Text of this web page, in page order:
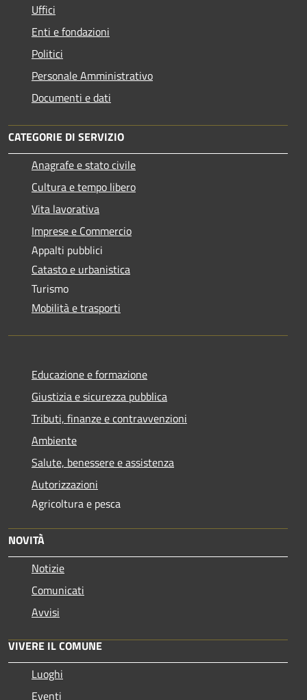
Uffici
Enti e fondazioni
Politici
Personale Amministrativo
Documenti e dati
CATEGORIE DI SERVIZIO
Anagrafe e stato civile
Cultura e tempo libero
Vita lavorativa
Imprese e Commercio
Appalti pubblici
Catasto e urbanistica
Turismo
Mobilità e trasporti
Educazione e formazione
Giustizia e sicurezza pubblica
Tributi, finanze e contravvenzioni
Ambiente
Salute, benessere e assistenza
Autorizzazioni
Agricoltura e pesca
NOVITÀ
Notizie
Comunicati
Avvisi
VIVERE IL COMUNE
Luoghi
Eventi